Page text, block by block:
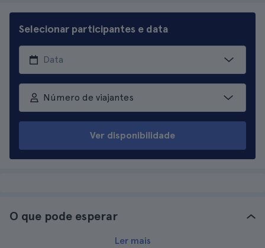
Selecionar participantes e data
Número de viajantes
Ver disponibilidade
O que pode esperar
Ler mais